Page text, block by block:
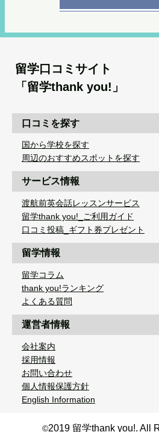
留学口コミサイト
「留学thank you!」
口コミを探す
国から学校を探す
周辺のおすすめスポットを探す
サービス情報
渡航前英会話レッスンサービス
留学thank you!_ご利用ガイド
口コミ投稿_ギフト券プレゼント
留学情報
留学コラム
thank you!ランキング
よくある質問
運営者情報
会社案内
採用情報
お問い合わせ
個人情報保護方針
English Information
©2019 留学thank you!. All